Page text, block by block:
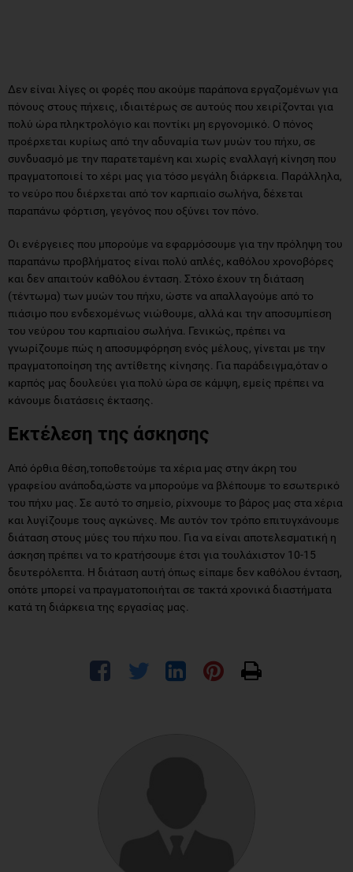
Δεν είναι λίγες οι φορές που ακούμε παράπονα εργαζομένων για
πόνους στους πήχεις, ιδιαιτέρως σε αυτούς που χειρίζονται για
πολύ ώρα πληκτρολόγιο και ποντίκι μη εργονομικό. Ο πόνος
προέρχεται κυρίως από την αδυναμία των μυών του πήχυ, σε
συνδυασμό με την παρατεταμένη και χωρίς εναλλαγή κίνηση που
πραγματοποιεί το χέρι μας για τόσο μεγάλη διάρκεια. Παράλληλα,
το νεύρο που διέρχεται από τον καρπιαίο σωλήνα, δέχεται
παραπάνω φόρτιση, γεγόνος που οξύνει τον πόνο.
Οι ενέργειες που μπορούμε να εφαρμόσουμε για την πρόληψη του
παραπάνω προβλήματος είναι πολύ απλές, καθόλου χρονοβόρες
και δεν απαιτούν καθόλου ένταση. Στόχο έχουν τη διάταση
(τέντωμα) των μυών του πήχυ, ώστε να απαλλαγούμε από το
πιάσιμο που ενδεχομένως νιώθουμε, αλλά και την αποσυμπίεση
του νεύρου του καρπιαίου σωλήνα. Γενικώς, πρέπει να
γνωρίζουμε πώς η αποσυμφόρηση ενός μέλους, γίνεται με την
πραγματοποίηση της αντίθετης κίνησης. Για παράδειγμα,όταν ο
καρπός μας δουλεύει για πολύ ώρα σε κάμψη, εμείς πρέπει να
κάνουμε διατάσεις έκτασης.
Εκτέλεση της άσκησης
Από όρθια θέση,τοποθετούμε τα χέρια μας στην άκρη του
γραφείου ανάποδα,ώστε να μπορούμε να βλέπουμε το εσωτερικό
του πήχυ μας. Σε αυτό το σημείο, ρίχνουμε το βάρος μας στα χέρια
και λυγίζουμε τους αγκώνες. Με αυτόν τον τρόπο επιτυγχάνουμε
διάταση στους μύες του πήχυ που. Για να είναι αποτελεσματική η
άσκηση πρέπει να το κρατήσουμε έτσι για τουλάχιστον 10-15
δευτερόλεπτα. Η διάταση αυτή όπως είπαμε δεν καθόλου ένταση,
οπότε μπορεί να πραγματοποιήται σε τακτά χρονικά διαστήματα
κατά τη διάρκεια της εργασίας μας.